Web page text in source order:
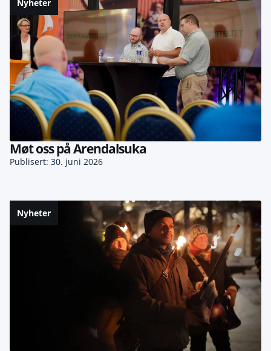
Nyheter
Møt oss på Arendalsuka
Publisert: 30. juni 2026
Nyheter